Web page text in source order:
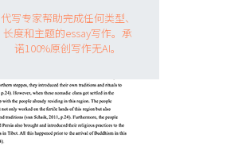
代写专家帮助完成任何类型、
长度和主题的essay写作。承
诺100%原创写作无AI。